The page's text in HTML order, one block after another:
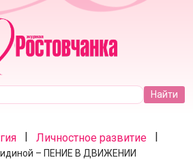
| Личностное развитие |
– ПЕНИЕ В ДВИЖЕНИИ